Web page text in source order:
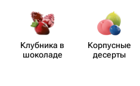
Клубника в
шоколаде
Корпусные
десерты